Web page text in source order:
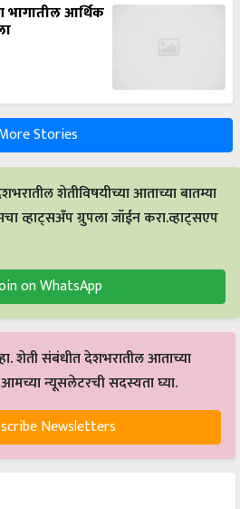
भागातील आर्थिक
Stories
शेतीविषयीच्या आताच्या बातम्या
व्हाट्सअँप ग्रुपला जॉईन करा.व्हाट्सएप
on WhatsApp
शेती संबंधीत देशभरातील आताच्या
न्यूसलेटरची सदस्यता घ्या.
Newsletters